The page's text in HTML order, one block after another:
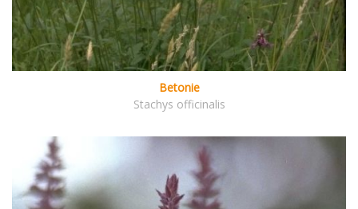
Betonie
Stachys officinalis